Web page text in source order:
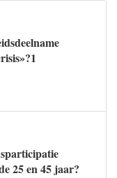
25 en 45 jaar?